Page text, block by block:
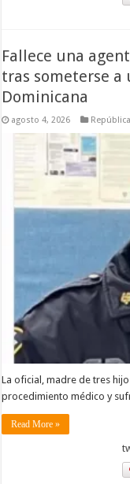
Fallece una
tras someterse a
Dominicana
agosto 4, 2026
La oficial, madre de tres
procedimiento médico y
Read More »